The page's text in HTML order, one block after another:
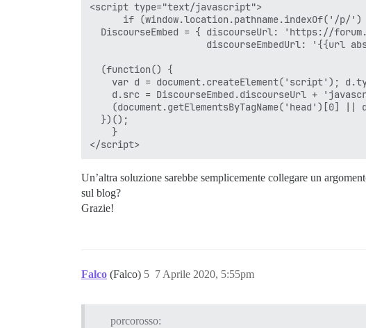
<script type="text/javascript">
if (window.location.pathname.indexOf('/p/')
DiscourseEmbed = { discourseUrl: 'https://
discourseEmbedUrl: '{{url
  (function() {
var d = document.createElement('script');
d.src = DiscourseEmbed.discourseUrl +
(document.getElementsByTagName('head')[0] ||
  })();
    }
Un’altra soluzione sarebbe semplicemente collegare un
sul blog?
Grazie!
Falco (Falco) 7 Aprile 2020, 5:55pm
5
porcorosso: